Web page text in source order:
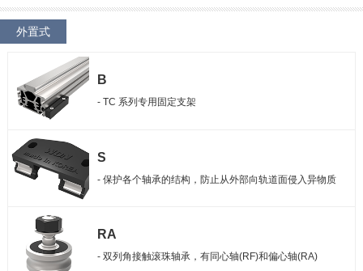
外置式
B
- TC 系列专用固定支架
S
- 保护各个轴承的结构，防止从外部向轨道面侵入异物质
RA
- 双列角接触滚珠轴承，有同心轴(RF)和偏心轴(RA)